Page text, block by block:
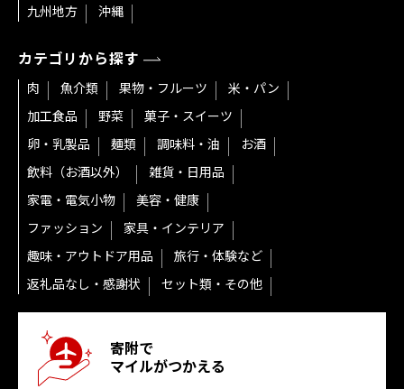
九州地方
沖縄
カテゴリから探す
肉 魚介類 果物・フルーツ
米・パン
加工食品
野菜
菓子・スイーツ
卵・乳製品
麺類 調味料・油
お酒
飲料（お酒以外）
雑貨・日用品
家電・電気小物
美容・健康
ファッション
家具・インテリア
趣味・アウトドア用品
旅行・体験など
返礼品なし・感謝状
セット類・その他
寄附で
マイルがつかえる